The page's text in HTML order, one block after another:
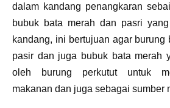
dalam kandang penangkaran
bubuk bata merah dan pasri
kandang, ini bertujuan agar burung
pasir dan juga bubuk bata merah
oleh burung perkutut untuk
makanan dan juga sebagai sumber